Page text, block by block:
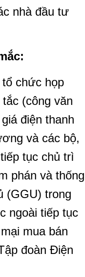
nhà đầu tư
chức họp
(công văn
điện thanh
và các bộ,
tục chủ trì
phán và thống
(GGU) trong
ngoài tiếp tục
mua bán
đoàn Điện